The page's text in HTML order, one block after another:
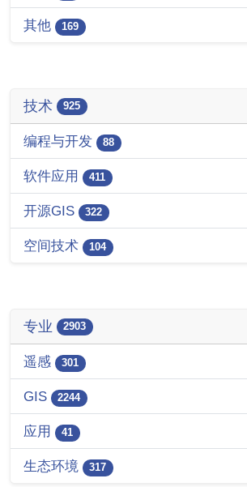
其他 169
技术 925
编程与开发 88
软件应用 411
开源GIS 322
空间技术 104
专业 2903
遥感 301
GIS 2244
应用 41
生态环境 317